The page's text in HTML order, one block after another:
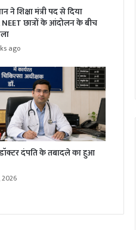
ने शिक्षा मंत्री पद से दिया
NEET छात्रों के आंदोलन के बीच
ago
डॉक्टर दंपति के तबादले का हुआ
2026